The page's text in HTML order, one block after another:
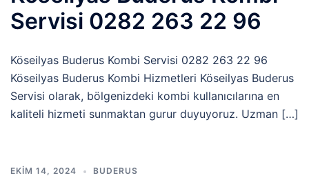
Servisi 0282 263 22 96
Köseilyas Buderus Kombi Servisi 0282 263 22 96
Köseilyas Buderus Kombi Hizmetleri Köseilyas Buderus
Servisi olarak, bölgenizdeki kombi kullanıcılarına en
kaliteli hizmeti sunmaktan gurur duyuyoruz. Uzman […]
EKIM 14, 2024 BUDERUS